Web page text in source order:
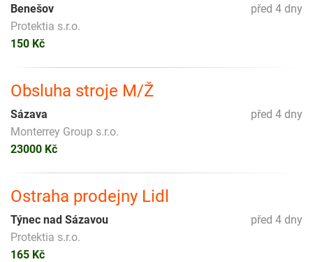
před 4 dny
Benešov
Protektia s.r.o.
150 Kč
Obsluha stroje M/Ž
před 4 dny
Sázava
Monterrey Group s.r.o.
23000 Kč
Ostraha prodejny Lidl
před 4 dny
Týnec nad Sázavou
Protektia s.r.o.
165 Kč